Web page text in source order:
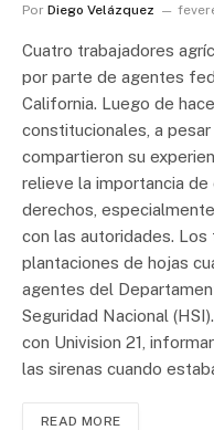
Por Diego Velázquez
Cuatro trabajadores
por parte de agentes
California. Luego de
constitucionales, a
compartieron su
relieve la importancia
derechos,
con las autoridades. Los
plantaciones de hojas
agentes del
Seguridad Nacional
con Univision 21,
las sirenas cuando
READ MORE